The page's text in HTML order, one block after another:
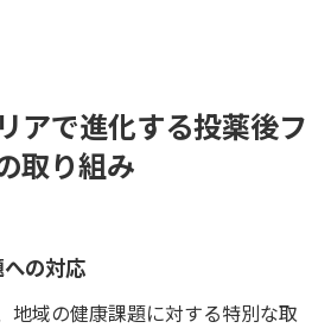
アで進化する投薬後フ
取り組み
の対応
地域の健康課題に対する特別な取